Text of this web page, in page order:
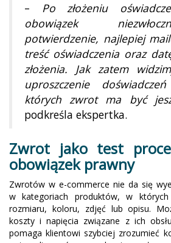
– Po złożeniu
obowiązek
potwierdzenie, najlepiej
treść oświadczenia oraz
złożenia. Jak zatem
uproszczenie
których zwrot ma być
podkreśla ekspertka.
Zwrot jako test
obowiązek prawny
Zwrotów w e-commerce nie da się
w kategoriach produktów, w
rozmiaru, koloru, zdjęć lub opisu.
koszty i napięcia związane z ich
pomaga klientowi szybciej zrozumieć